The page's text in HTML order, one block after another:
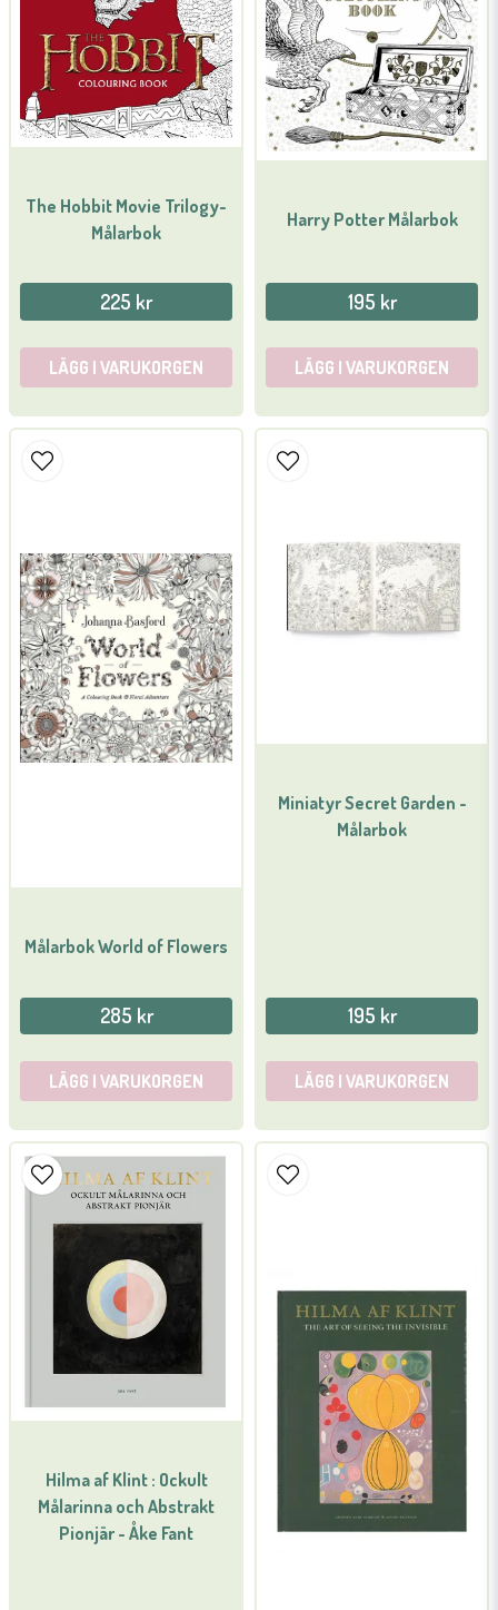
Ja, ni får publicera min fråga
Skicka fråga
The Hobbit Movie Trilogy-
Målarbok
225 kr
LÄGG I VARUKORGEN
Harry Potter Målarbok
195 kr
LÄGG I VARUKORGEN
Målarbok World of Flowers
285 kr
LÄGG I VARUKORGEN
Miniatyr Secret Garden -
Målarbok
195 kr
LÄGG I VARUKORGEN
Hilma af Klint : Ockult
Målarinna och Abstrakt
Pionjär - Åke Fant